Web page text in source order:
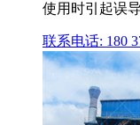
使用时引起误
联系电话: 180